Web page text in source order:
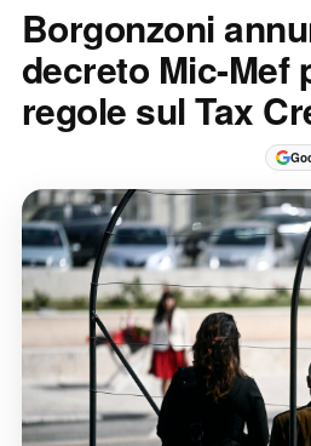
Borgonzoni
decreto Mic-Mef
regole sul Tax